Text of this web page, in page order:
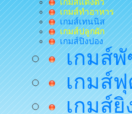
เกมส์ทำอาหาร
เกมส์เทนนิส
เกมส์ปลูกผัก
เกมส์ปิงปอง
เกมส์พั
เกมส์ฟุ
เกมส์ยิ